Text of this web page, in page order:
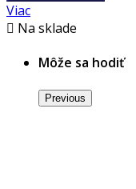
Viac
 Na sklade
Môže sa hodiť
Previous